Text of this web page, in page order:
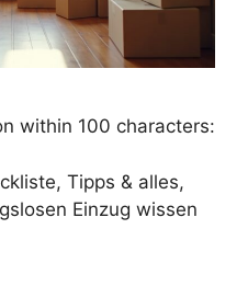
within 100 characters:
Tipps & alles,
Einzug wissen